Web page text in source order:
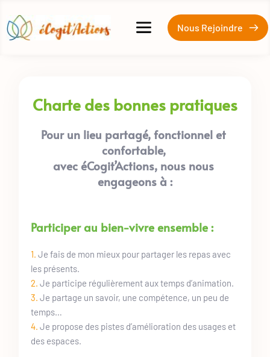
Nous Rejoindre
Charte des bonnes pratiques
Pour un lieu partagé, fonctionnel et
confortable,
avec éCogit’Actions, nous nous
engageons à :
Participer au bien-vivre ensemble :
1. Je fais de mon mieux pour partager les repas avec
les présents.
2. Je participe régulièrement aux temps d’animation.
3. Je partage un savoir, une compétence, un peu de
temps…
4. Je propose des pistes d’amélioration des usages et
des espaces.